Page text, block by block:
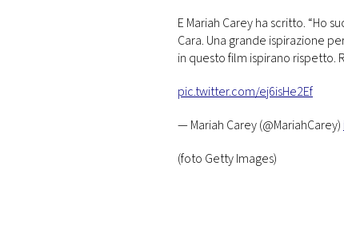
E Mariah Carey ha scritto. “Ho
Cara. Una grande ispirazione
in questo film ispirano rispetto.
pic.twitter.com/ej6isHe2Ef
— Mariah Carey (@MariahCarey)
(foto Getty Images)